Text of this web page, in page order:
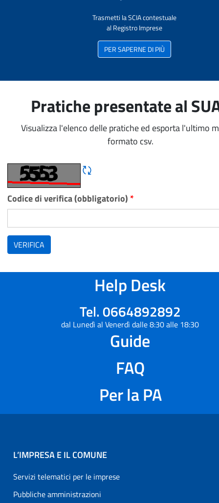
Trasmetti la SCIA contestuale
al Registro Imprese
PER SAPERNE DI PIÙ
Pratiche presentate al
Visualizza l'elenco delle pratiche ed esporta l'ultimo
formato csv.
Rigene CAPTCHA
Codice di verifica (obbligatorio) *
VERIFICA
Help Desk
Tel. 0664892892
dal Lunedì al Venerdì dalle 8:30 alle 18:30
Guide
FAQ
Per la PA
L’IMPRESA E IL COMUNE
Servizi telematici per le imprese
Pubbliche amministrazioni